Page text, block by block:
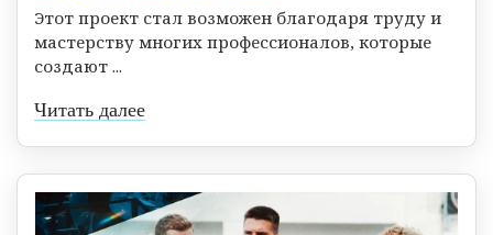
Этот проект стал возможен благодаря труду и
мастерству многих профессионалов, которые
создают ...
Читать далее